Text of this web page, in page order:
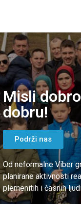
Misli
dobru!
Podrži nas
Od neformalne Viber
planirane aktivnosti
plemenitih i časnih